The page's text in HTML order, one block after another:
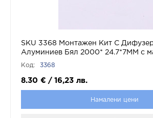
SKU 3368 Монтажен Kит С
Алуминиев Бял 2000* 24.7*7MM с
Код: 3368
8.30 € / 16,23 лв.
Намалени цени